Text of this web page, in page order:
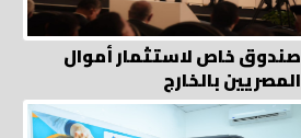
صندوق خاص لاستثمار أموال
المصريين بالخارج